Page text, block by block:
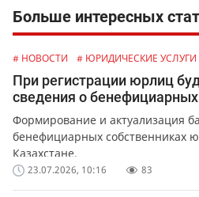
Больше интересных
# НОВОСТИ # ЮРИДИЧЕСКИЕ УСЛУГИ
При регистрации юрлиц
сведения о
Формирование и актуализация
бенефициарных собственниках
Казахстане.
23.07.2026, 10:16 83